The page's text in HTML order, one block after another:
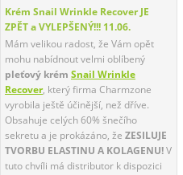
Krém Snail Wrinkle Recover JE
ZPĚT a VYLEPŠENÝ!!! 11.06.
Mám velikou radost, že Vám opět
mohu nabídnout velmi oblíbený
pleťový krém Snail Wrinkle
Recover, který firma Charmzone
vyrobila ještě účinější, než dříve.
Obsahuje celých 60% šnečího
sekretu a je prokázáno, že ZESILUJE
TVORBU ELASTINU A KOLAGENU!V
tuto chvíli má distributor k dispozici